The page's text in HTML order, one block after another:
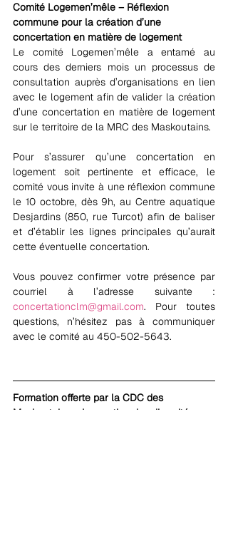
Comité Logemen’mêle – Réflexion
commune pour la création d’une
concertation en matière de logement
Le comité Logemen’mêle a entamé au
cours des derniers mois un processus de
consultation auprès d’organisations en lien
avec le logement afin de valider la création
d’une concertation en matière de logement
sur le territoire de la MRC des Maskoutains.
Pour s’assurer qu’une concertation en
logement soit pertinente et efficace, le
comité vous invite à une réflexion commune
le 10 octobre, dès 9h, au Centre aquatique
Desjardins (850, rue Turcot) afin de baliser
et d’établir les lignes principales qu’aurait
cette éventuelle concertation.
Vous pouvez confirmer votre présence par
concertationclm@gmail.com. Pour toutes
questions, n’hésitez pas à communiquer
avec le comité au 450-502-5643.
Formation offerte par la CDC des
Maskoutains – La gestion des diversités